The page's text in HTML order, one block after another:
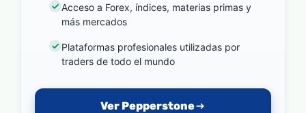
Acceso a Forex, índices, materias primas y
más mercados
Plataformas profesionales utilizadas por
traders de todo el mundo
Ver Pepperstone